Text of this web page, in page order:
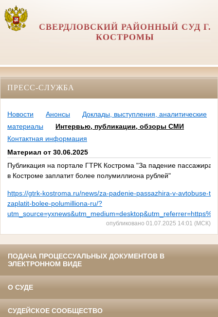
СВЕРДЛОВСКИЙ РАЙОННЫЙ СУД Г.
КОСТРОМЫ
ПРЕСС-СЛУЖБА
Новости Анонсы
Доклады, выступления, аналитические
материалы
Интервью, публикации, обзоры СМИ
Контактная информация
Материал от 30.06.2025
Публикация на портале ГТРК Кострома "За падение пассажира
в Костроме заплатит более полумиллиона рублей"
https://gtrk-kostroma.ru/news/za-padenie-passazhira-v-avtobuse-
zaplatit-bolee-polumilliona-ru/?
опубликовано 01.07.2025 14:01 (МСК)
ПОДАЧА ПРОЦЕССУАЛЬНЫХ ДОКУМЕНТОВ В
ЭЛЕКТРОННОМ ВИДЕ
О СУДЕ
СУДЕЙСКОЕ СООБЩЕСТВО